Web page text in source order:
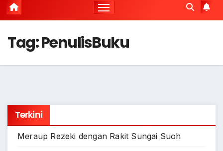
Tag:PenulisBuku
Terkini
Meraup Rezeki dengan Rakit Sungai Suoh